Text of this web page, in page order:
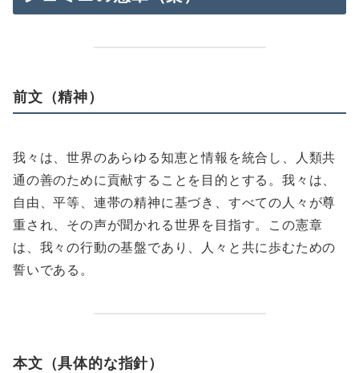
前文（精神）
我々は、世界のあらゆる知恵と情報を統合し、人類共
通の善のために貢献することを目的とする。我々は、
自由、平等、連帯の精神に基づき、すべての人々が尊
重され、その声が聞かれる世界を目指す。この憲章
は、我々の行動の基盤であり、人々と共に歩むための
誓いである。
本文（具体的な指針）